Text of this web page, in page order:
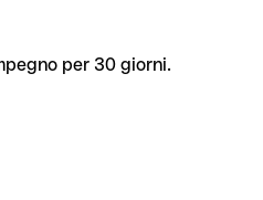
per 30 giorni.